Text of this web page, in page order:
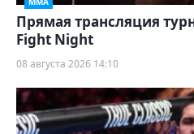
Прямая трансляция
Fight Night
08 августа 2026 14:10